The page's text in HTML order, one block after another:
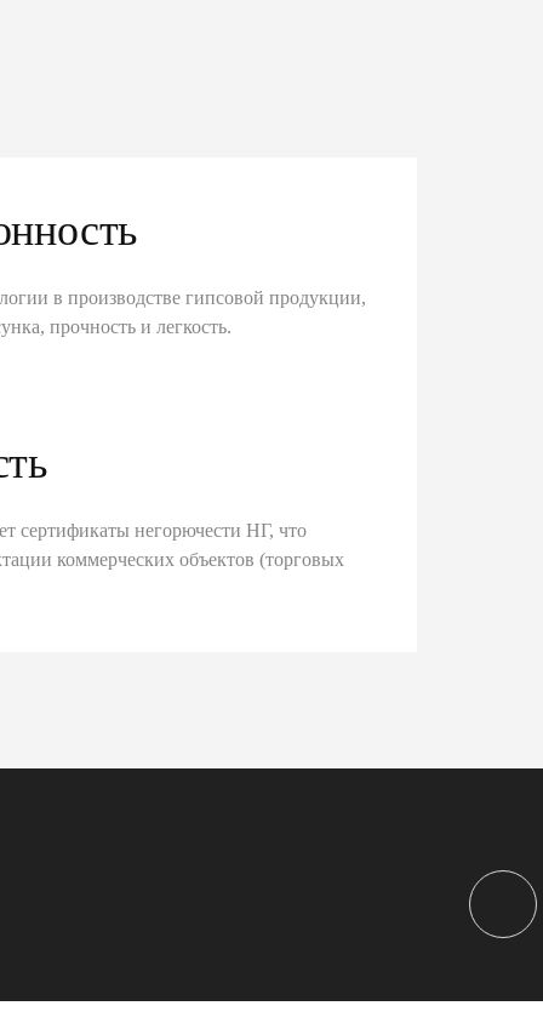
в производстве гипсовой продукции,
прочность и легкость.
сертификаты негорючести НГ, что
коммерческих объектов (торговых